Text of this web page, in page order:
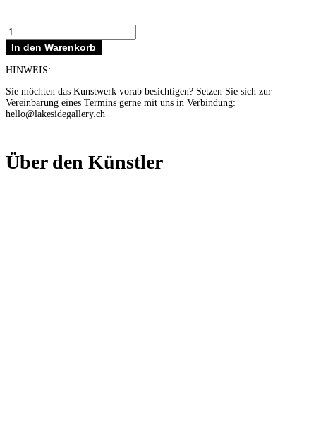
Relief
mini
grün
In den Warenkorb
HINWEIS:
Sie möchten das Kunstwerk vorab besichtigen? Setzen Sie sich zur
Vereinbarung eines Termins gerne mit uns in Verbindung:
hello@lakesidegallery.ch
Über den Künstler